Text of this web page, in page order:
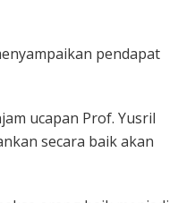
pendapat
ucapan Prof. Yusril
secara baik akan